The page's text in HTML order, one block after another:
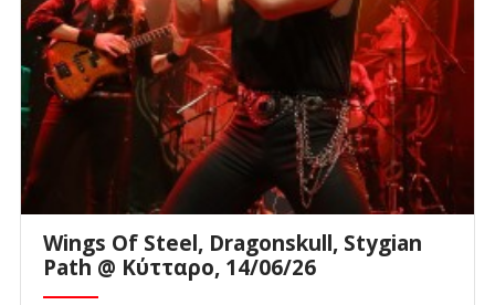
Wings Of Steel, Dragonskull, Stygian
Path @ Κύτταρο, 14/06/26